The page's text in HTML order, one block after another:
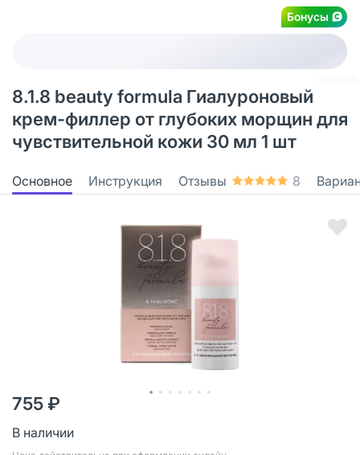
Бонусы
8.1.8 beauty formula Гиалуроновый
крем-филлер от глубоких морщин для
чувствительной кожи 30 мл 1 шт
Основное Инструкция Отзывы 8
755 ₽
В наличии